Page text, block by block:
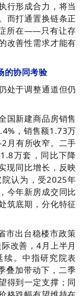
行形成合力，将当
而打通置换链条正
所在——只有让存
改善性需求才能有
的协同考验
处于调整通道但仍
国新建商品房销售
，销售额1.73万
月有所收窄。二手
万套，同比下降
现同比增长，反映
认为，受2025年
今年新房成交同比
筑底期，分化特征
市出台稳楼市政策
改善，4月上半月
。中指研究院表
叠加带动下，二季
得到一定支撑；同